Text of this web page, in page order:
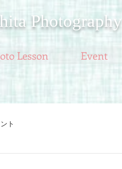
Photography
Lesson Event
ト